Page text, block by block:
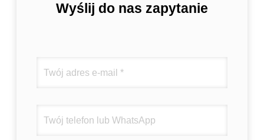
Wyślij do nas zapytanie